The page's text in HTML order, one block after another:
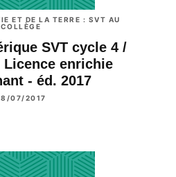
ET DE LA TERRE : SVT AU
COLLÈGE
SVT cycle 4 /
Licence enrichie
- éd. 2017
07/2017